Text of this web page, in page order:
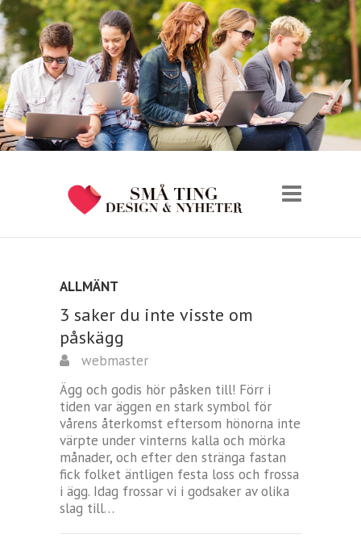
ALLMÄNT
3 saker du inte visste om
påskägg
webmaster
Ägg och godis hör påsken till! Förr i
tiden var äggen en stark symbol för
vårens återkomst eftersom hönorna inte
värpte under vinterns kalla och mörka
månader, och efter den stränga fastan
fick folket äntligen festa loss och frossa
i ägg. Idag frossar vi i godsaker av olika
slag till…